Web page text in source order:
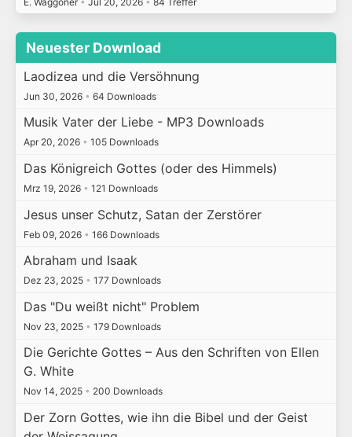
Neuester Download
Laodizea und die Versöhnung
Jun 30, 2026 • 64 Downloads
Musik Vater der Liebe - MP3 Downloads
Apr 20, 2026 • 105 Downloads
Das Königreich Gottes (oder des Himmels)
Mrz 19, 2026 • 121 Downloads
Jesus unser Schutz, Satan der Zerstörer
Feb 09, 2026 • 166 Downloads
Abraham und Isaak
Dez 23, 2025 • 177 Downloads
Das "Du weißt nicht" Problem
Nov 23, 2025 • 179 Downloads
Die Gerichte Gottes – Aus den Schriften von Ellen
G. White
Nov 14, 2025 • 200 Downloads
Der Zorn Gottes, wie ihn die Bibel und der Geist